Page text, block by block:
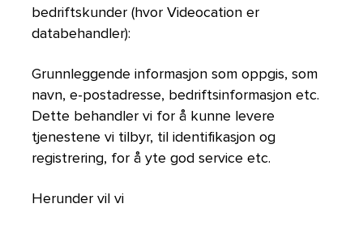
bedriftskunder (hvor Videocation er
databehandler):
Grunnleggende informasjon som oppgis, som
navn, e-postadresse, bedriftsinformasjon etc.
Dette behandler vi for å kunne levere
tjenestene vi tilbyr, til identifikasjon og
registrering, for å yte god service etc.
Herunder vil vi